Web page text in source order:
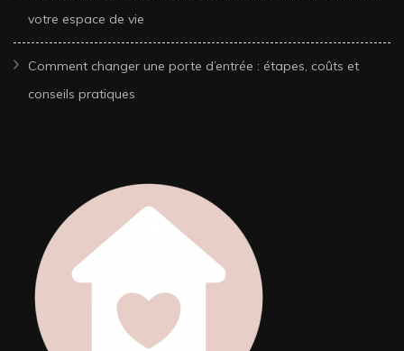
votre espace de vie
Comment changer une porte d’entrée : étapes, coûts et
conseils pratiques